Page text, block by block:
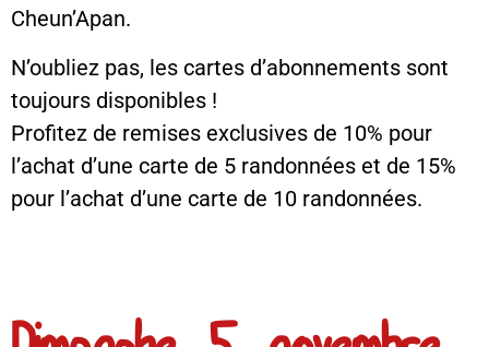
Cheun’Apan.
N’oubliez pas, les cartes d’abonnements sont
toujours disponibles !
Profitez de remises exclusives de 10% pour
l’achat d’une carte de 5 randonnées et de 15%
pour l’achat d’une carte de 10 randonnées.